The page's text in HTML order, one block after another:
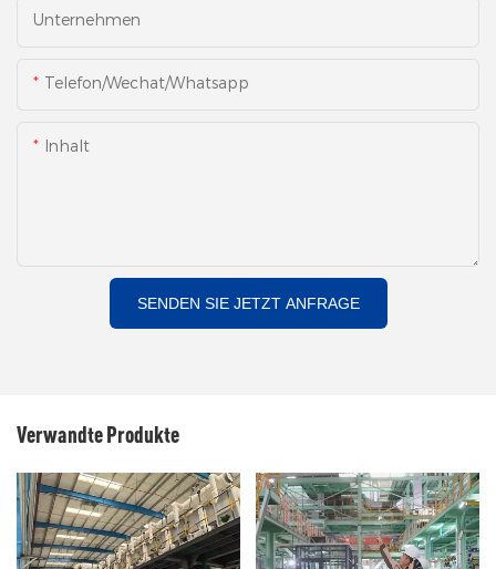
Unternehmen
Telefon/Wechat/Whatsapp
Inhalt
SENDEN SIE JETZT ANFRAGE
Verwandte Produkte